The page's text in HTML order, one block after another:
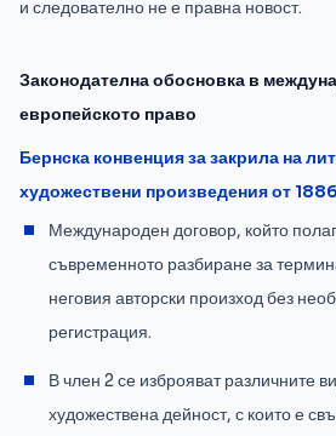
и следователно не е правна новост.
Законодателна обосновка в
европейското право
Бернска конвенция за закрила на
художествени произведения от
Международен договор, който
съвременното разбиране за
неговия авторски произход без
регистрация.
В член 2 се изброяват различните
художествена дейност, с които е